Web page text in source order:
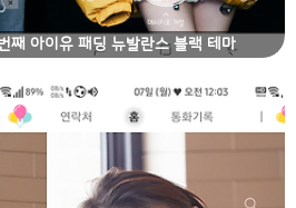
째 아이유 패딩 뉴발란스 블랙 테마